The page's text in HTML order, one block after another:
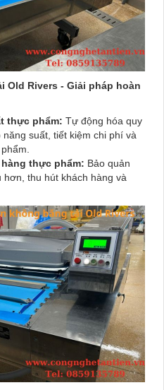
Old Rivers - Giải pháp hoàn
thực phẩm: Tự động hóa quy
suất, tiết kiệm chi phí và
thực phẩm: Bảo quản
thu hút khách hàng và